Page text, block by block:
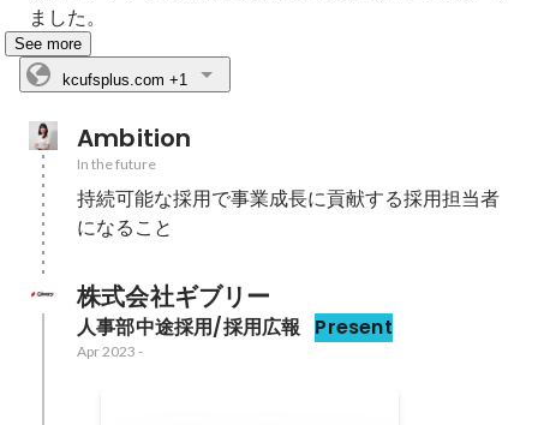
ました。
See more
kcufsplus.com +1
Ambition
In the future
持続可能な採用で事業成長に貢献する採用担当者
になること
株式会社ギブリー
人事部中途採用/採用広報 Present
Apr 2023 -